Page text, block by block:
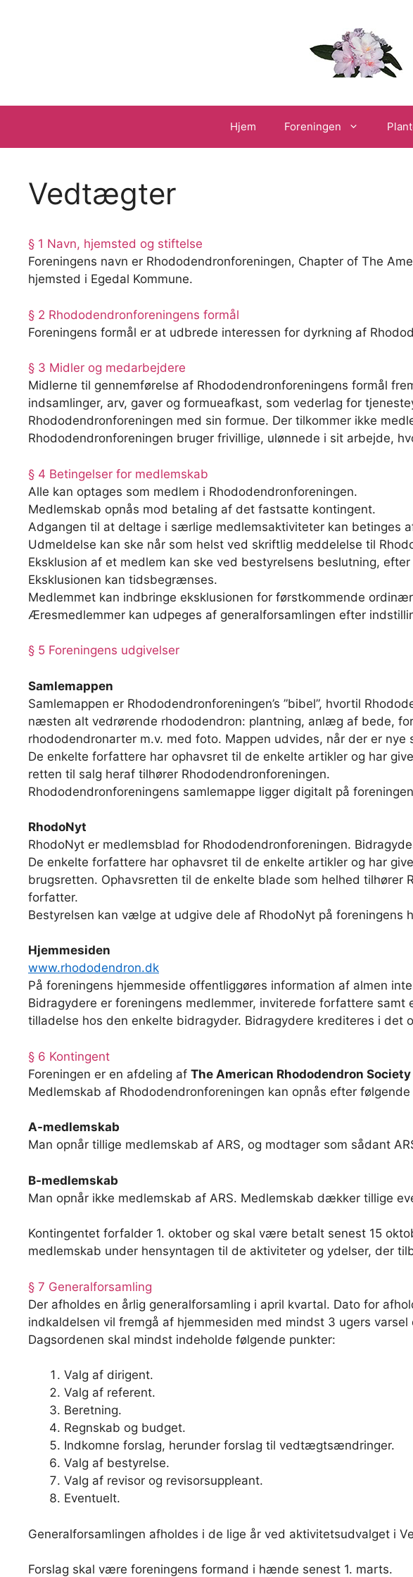
Hjem Foreningen
Vedtægter
§ 1 Navn, hjemsted og stiftelse
Foreningens navn er Rhododendronforeningen, Chapter of The
hjemsted i Egedal Kommune.
§ 2 Rhododendronforeningens formål
Foreningens formål er at udbrede interessen for dyrkning af
§ 3 Midler og medarbejdere
Midlerne til gennemførelse af Rhododendronforeningens formål
indsamlinger, arv, gaver og formueafkast, som vederlag for
Rhododendronforeningen med sin formue. Der tilkommer ikke
Rhododendronforeningen bruger frivillige, ulønnede i sit arbejde,
§ 4 Betingelser for medlemskab
Alle kan optages som medlem i Rhododendronforeningen.
Medlemskab opnås mod betaling af det fastsatte kontingent.
Adgangen til at deltage i særlige medlemsaktiviteter kan betinges
Udmeldelse kan ske når som helst ved skriftlig meddelelse til
Eksklusion af et medlem kan ske ved bestyrelsens beslutning,
Eksklusionen kan tidsbegrænses.
Medlemmet kan indbringe eksklusionen for førstkommende
Æresmedlemmer kan udpeges af generalforsamlingen efter
§ 5 Foreningens udgivelser
Samlemappen
Samlemappen er Rhododendronforeningen’s ”bibel”, hvortil
næsten alt vedrørende rhododendron: plantning, anlæg af bede,
rhododendronarter m.v. med foto. Mappen udvides, når der er nye
De enkelte forfattere har ophavsret til de enkelte artikler og har
retten til salg heraf tilhører Rhododendronforeningen.
Rhododendronforeningens samlemappe ligger digitalt på
RhodoNyt
RhodoNyt er medlemsblad for Rhododendronforeningen.
De enkelte forfattere har ophavsret til de enkelte artikler og har
brugsretten. Ophavsretten til de enkelte blade som helhed
forfatter.
Bestyrelsen kan vælge at udgive dele af RhodoNyt på
Hjemmesiden
www.rhododendron.dk
På foreningens hjemmeside offentliggøres information af almen
Bidragydere er foreningens medlemmer, inviterede forfattere
tilladelse hos den enkelte bidragyder. Bidragydere krediteres i
§ 6 Kontingent
Foreningen er en afdeling af The American Rhododendron Society
Medlemskab af Rhododendronforeningen kan opnås efter følgende
A-medlemskab
Man opnår tillige medlemskab af ARS, og modtager som sådant
B-medlemskab
Man opnår ikke medlemskab af ARS. Medlemskab dækker tillige
Kontingentet forfalder 1. oktober og skal være betalt senest 15
medlemskab under hensyntagen til de aktiviteter og ydelser, der
§ 7 Generalforsamling
Der afholdes en årlig generalforsamling i april kvartal. Dato for
indkaldelsen vil fremgå af hjemmesiden med mindst 3 ugers
Dagsordenen skal mindst indeholde følgende punkter:
Valg af dirigent.
Valg af referent.
Beretning.
Regnskab og budget.
Indkomne forslag, herunder forslag til vedtægtsændringer.
Valg af bestyrelse.
Valg af revisor og revisorsuppleant.
Eventuelt.
Generalforsamlingen afholdes i de lige år ved aktivitetsudvalget i
Forslag skal være foreningens formand i hænde senest 1. marts.